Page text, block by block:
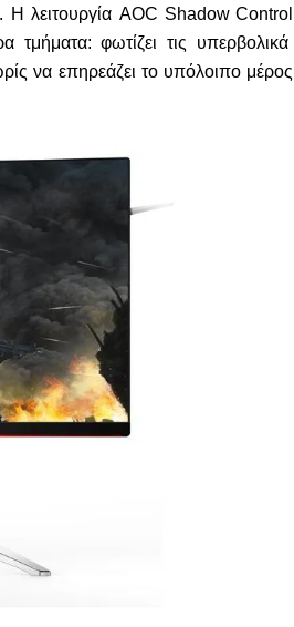
Η λειτουργία AOC Shadow Control
τμήματα: φωτίζει τις υπερβολικά
να επηρεάζει το υπόλοιπο μέρος